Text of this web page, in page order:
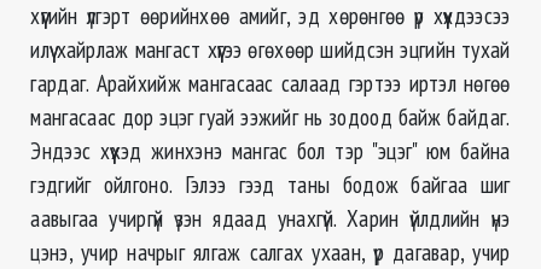
хүүгийн үлгэрт өөрийнхөө амийг, эд хөрөнгөө үр хүүхдээсээ
илүү хайрлаж мангаст хүүгээ өгөхөөр шийдсэн эцгийн тухай
гардаг. Арайхийж мангасаас салаад гэртээ иртэл нөгөө
мангасаас дор эцэг гуай ээжийг нь зодоод байж байдаг.
Эндээс хүүхэд жинхэнэ мангас бол тэр "эцэг" юм байна
гэдгийг ойлгоно. Гэлээ гээд таны бодож байгаа шиг
аавыгаа учиргүй үзэн ядаад унахгүй. Харин үйлдлийн үнэ
цэнэ, учир начрыг ялгаж салгах ухаан, үр дагавар, учир